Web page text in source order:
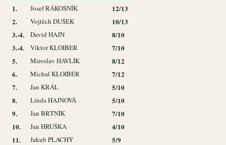
1.
Josef RÁKOSNÍK
12/13
2.
Vojtěch DUŠEK
10/13
3.-4.
David HAJN
8/10
3.-4.
Viktor KLOIBER
7/10
5.
Miroslav HAVLÍK
8/12
6.
Michal KLOIBER
7/12
7.
Jan KRÁL
5/10
8.
Linda HAJNOVÁ
5/10
9.
Jan BRTNÍK
7/10
10.
Jan HRUŠKA
4/10
11.
Jakub PLACHÝ
5/9